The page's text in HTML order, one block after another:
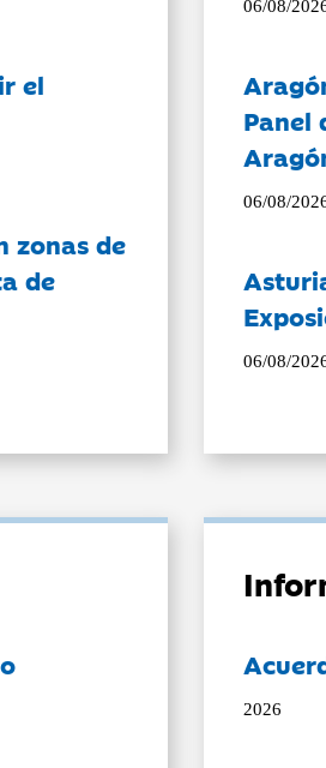
el
zonas de
de
06/08/
Panel
06/08/
06/08/
2026